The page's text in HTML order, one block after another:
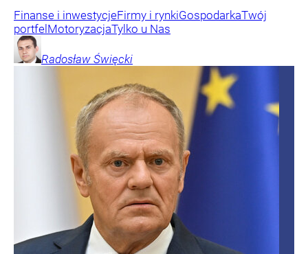
Finanse i inwestycjeFirmy i rynkiGospodarkaTwój
portfelMotoryzacjaTylko u Nas
Radosław Święcki